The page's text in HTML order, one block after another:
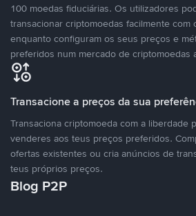
100 moedas fiduciárias. Os utilizadores
transacionar criptomoedas facilmente com
enquanto configuram os seus preços e
preferidos num mercado de criptomoedas
Transacione a preços da sua
Transaciona criptomoeda com a liberdade
venderes aos teus preços preferidos.
ofertas existentes ou cria anúncios de
teus próprios preços.
Blog P2P